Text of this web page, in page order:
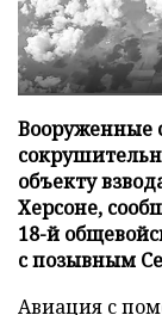
Вооруженные
объекту
Херсоне,
18-й
с позывным
Авиация с